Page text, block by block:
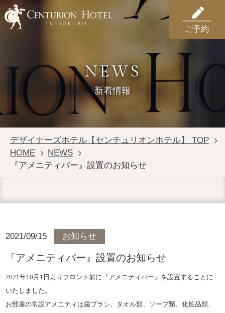
ご予約
NEWS
新着情報
デザイナーズホテル【センチュリオンホテル】 TOP
HOME
NEWS
『アメニティバー』設置のお知らせ
2021/09/15 お知らせ
『アメニティバー』設置のお知らせ
2021年10月1日よりフロント前に『アメニティバー』を設置することに
いたしました。
お部屋の常設アメニティは歯ブラシ、タオル類、ソープ類、化粧品類、